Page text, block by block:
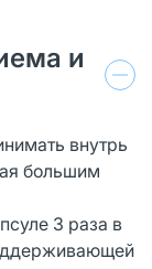
и
внутрь
большим
3 раза в